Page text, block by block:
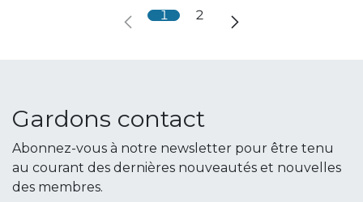
1 2
Gardons contact
Abonnez-vous à notre newsletter pour être tenu
au courant des dernières nouveautés et nouvelles
des membres.